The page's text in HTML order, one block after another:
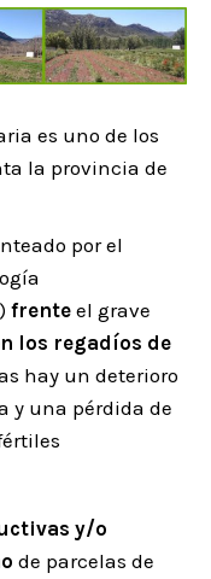
es uno de los
la provincia de
por el
frente el grave
los regadíos de
hay un deterioro
y una pérdida de
y/o
de parcelas de